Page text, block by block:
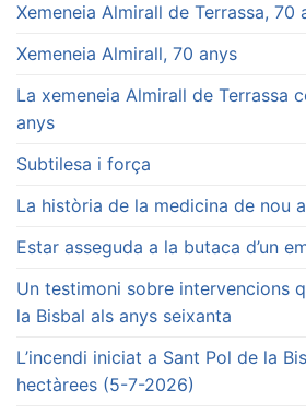
Xemeneia Almirall de Terrassa, 70
Xemeneia Almirall, 70 anys
La xemeneia Almirall de Terrassa
anys
Subtilesa i força
La història de la medicina de nou
Estar asseguda a la butaca d’un
Un testimoni sobre intervencions
la Bisbal als anys seixanta
L’incendi iniciat a Sant Pol de la
hectàrees (5-7-2026)